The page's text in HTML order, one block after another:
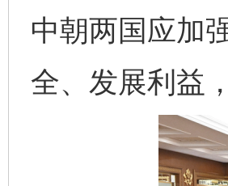
中朝两国应加
全、发展利益